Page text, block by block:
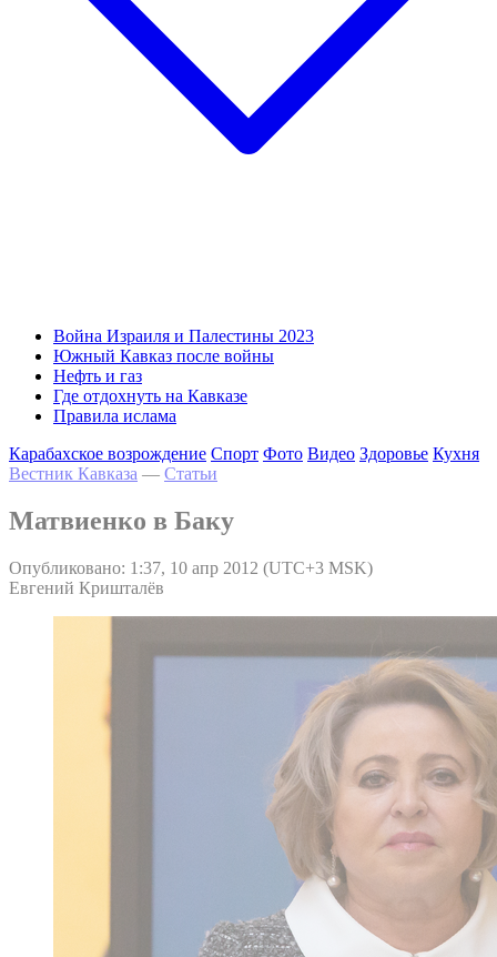
Война Израиля и Палестины 2023
Южный Кавказ после войны
Нефть и газ
Где отдохнуть на Кавказе
Правила ислама
Карабахское возрождение Спорт Фото Видео Здоровье Кухня
Вестник Кавказа — Статьи
Матвиенко в Баку
Опубликовано: 1:37, 10 апр 2012 (UTC+3 MSK)
Евгений Кришталёв